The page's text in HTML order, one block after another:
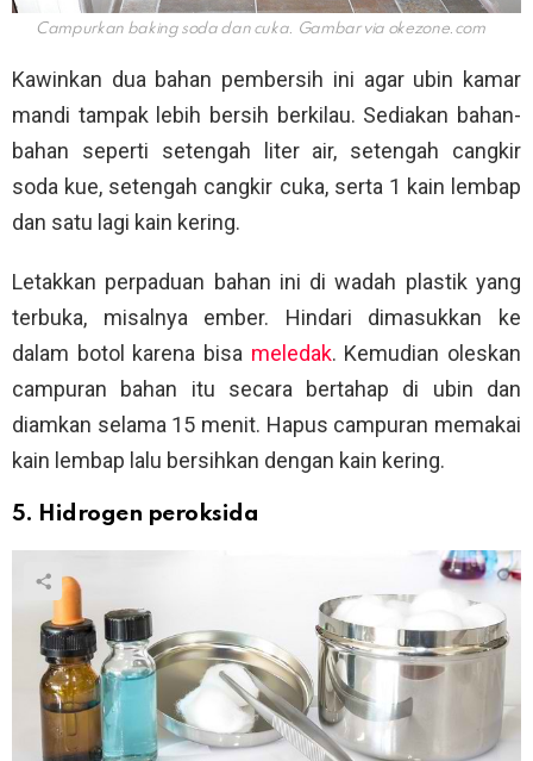
Campurkan baking soda dan cuka. Gambar via okezone.com
Kawinkan dua bahan pembersih ini agar ubin kamar
mandi tampak lebih bersih berkilau. Sediakan bahan-
bahan seperti setengah liter air, setengah cangkir
soda kue, setengah cangkir cuka, serta 1 kain lembap
dan satu lagi kain kering.
Letakkan perpaduan bahan ini di wadah plastik yang
terbuka, misalnya ember. Hindari dimasukkan ke
dalam botol karena bisa meledak. Kemudian oleskan
campuran bahan itu secara bertahap di ubin dan
diamkan selama 15 menit. Hapus campuran memakai
kain lembap lalu bersihkan dengan kain kering.
5. Hidrogen peroksida